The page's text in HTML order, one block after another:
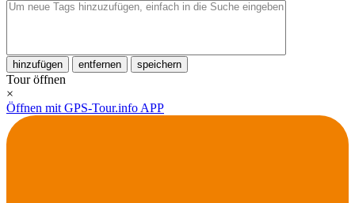
hinzufügen entfernen speichern
Tour öffnen
×
Öffnen mit GPS-Tour.info APP